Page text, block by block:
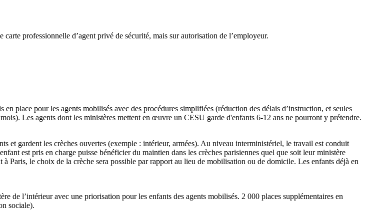
professionnelle d’agent privé de sécurité, mais sur autorisation de l’employeur.
place pour les agents mobilisés avec des procédures simplifiées (réduction des délais d’instruction, et seules
Les agents dont les ministères mettent en œuvre un CESU garde d'enfants 6-12 ans ne pourront y prétendre.
et gardent les crèches ouvertes (exemple : intérieur, armées). Au niveau interministériel, le travail est conduit
est pris en charge puisse bénéficier du maintien dans les crèches parisiennes quel que soit leur ministère
Paris, le choix de la crèche sera possible par rapport au lieu de mobilisation ou de domicile. Les enfants déjà en
de l’intérieur avec une priorisation pour les enfants des agents mobilisés. 2 000 places supplémentaires en
sociale).